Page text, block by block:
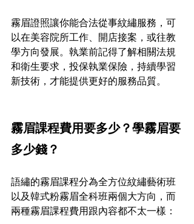
霧眉證照讓你能合法從事紋繡服務，可
以在美容院所工作、開店接案，或往教
學方向發展。執業前記得了解相關法規
和衛生要求，投保執業保險，持續學習
新技術，才能提供更好的服務品質。
霧眉課程費用要多少？學霧眉要
多少錢？
語繡的霧眉課程分為全方位紋繡藝術班
以及韓式粉霧眉全科班兩個大方向，而
兩種霧眉課程費用跟內容都不太一樣：